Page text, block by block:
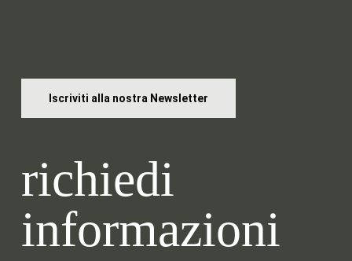
Iscriviti alla nostra Newsletter
richiedi
informazioni